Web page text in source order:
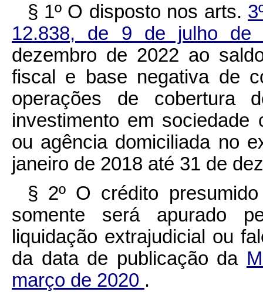
§ 1º O disposto nos arts.
12.838, de 9 de julho
dezembro de 2022 ao
fiscal e base negativa de
operações de
investimento em sociedade
ou agência domiciliada no
janeiro de 2018 até 31 de
§ 2º O crédito
somente será apurado
liquidação extrajudicial ou
da data de publicação da
março de 2020 .